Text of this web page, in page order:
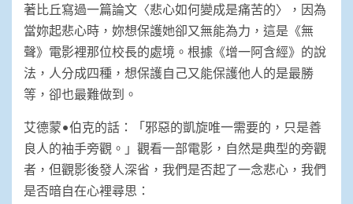
著比丘寫過一篇論文〈悲心如何變成是痛苦的〉，因為
當妳起悲心時，妳想保護她卻又無能為力，這是《無
聲》電影裡那位校長的處境。根據《增一阿含經》的說
法，人分成四種，想保護自己又能保護他人的是最勝
等，卻也最難做到。
艾德蒙•伯克的話：「邪惡的凱旋唯一需要的，只是善
良人的袖手旁觀。」觀看一部電影，自然是典型的旁觀
者，但觀影後發人深省，我們是否起了一念悲心，我們
是否暗自在心裡尋思：